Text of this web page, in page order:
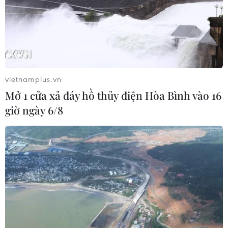
Kỳ họp lần thứ 45 của Ủy ban Di sản Thế giới UNESCO đã
thông qua hồ sơ đề cử, công nhận quần thể Vịnh Hạ Long -
Quần đảo Cát Bà (thuộc địa bàn tỉnh Quảng Ninh và thành phố
Hải Phòng) là Di sản Thiên nhiên Thế giới. Ảnh: TTXVN
Nhiều công trình mới, hiện đại đã được đầu tư
xây dựng, song thực tế vẫn chưa đáp ứng nhu
cầu. Cơ sở hạ tầng còn thiếu hụt, còn thiếu
vietnamplus.vn
Mở 1 cửa xả đáy hồ thủy điện Hòa Bình vào 16
giờ ngày 6/8